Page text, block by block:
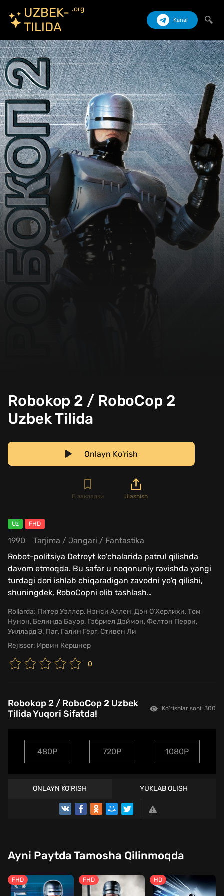
UZBEK-
TILIDA
.org
Kanal
Izlash
Robokop 2 / RoboCop 2
Uzbek Tilida
Onlayn Ko'rish
В закладки Ulashish
Uz FHD
1990 Tarjima / Jangari / Fantastika
Robot-politsiya Detroyt ko'chalarida patrul qilishda
davom etmoqda. Bu safar u noqonuniy ravishda yangi
turdagi dori ishlab chiqaradigan zavodni yo'q qilishi,
shuningdek, RoboCopni olib tashlash…
Rollarda: Питер Уэллер, Нэнси Аллен, Дэн О'Херлихи, Том
Нунэн, Белинда Бауэр, Гэбриел Дэймон, Фелтон Перри,
Уиллард Э. Паг, Галин Гёрг, Стивен Ли
Rejissor: Ирвин Кершнер
0
Robokop 2 / RoboCop 2 Uzbek
Tilida Yuqori Sifatda!
Ko'rishlar soni: 300
480P 720P 1080P
ONLAYN KO'RISH YUKLAB OLISH
TREYLER
Ayni Paytda Tamosha Qilinmoqda
FHD FHD HD